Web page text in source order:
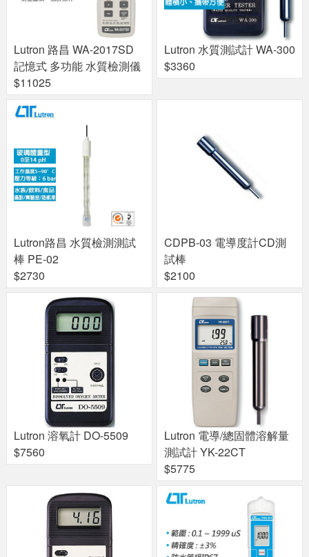
Lutron 路昌 WA-2017SD
記憶式 多功能 水質檢測儀
$11025
Lutron 水質測試計 WA-300
$3360
Lutron路昌 水質檢測測試
棒 PE-02
$2730
CDPB-03 電導度計CD測
試棒
$2100
Lutron 溶氧計 DO-5509
$7560
Lutron 電導/總固體溶解量
測試計 YK-22CT
$5775